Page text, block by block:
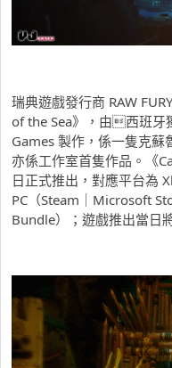
瑞典遊戲發行商 RAW
of the Sea》，由西班牙
Games 製作，係一隻克
亦係工作室首隻作品。《
日正式推出，對應平台為
PC（Steam｜Microsoft
Bundle）；遊戲推出當日